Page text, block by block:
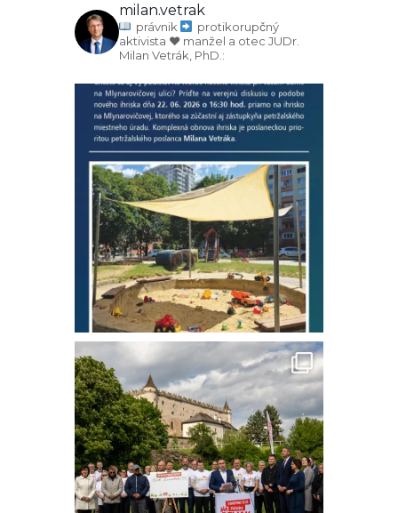
milan.vetrak
právnik
protikorupčný
aktivista ♥️ manžel a otec JUDr.
Milan Vetrák, PhD.: